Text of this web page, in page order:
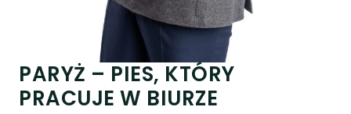
PARYŻ – PIES, KTÓRY
PRACUJE W BIURZE